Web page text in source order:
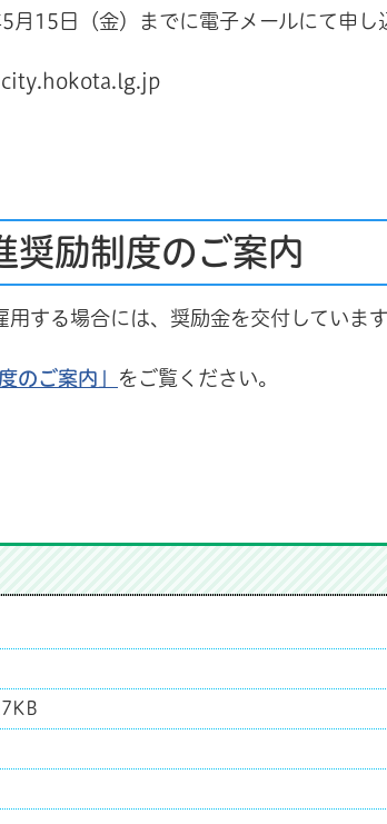
月15日（金）までに電子メールにて申し
奨励制度のご案内
する場合には、奨励金を交付しています
のご案内」 をご覧ください。